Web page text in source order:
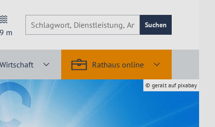
m
Suchen
Wirtschaft Rathaus online
© geralt auf pixabay